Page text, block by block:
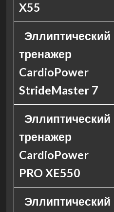
X55
Эллиптический
тренажер
CardioPower
StrideMaster 7
Эллиптический
тренажер
CardioPower
PRO XE550
Эллиптический